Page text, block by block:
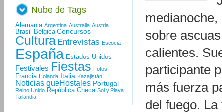
sobre
calientes.
participante
más fuerza
del fuego.
Nube de Tags
Alemania Argentina Australia Austria
Brasil Bélgica Concursos
Cultura Entrevistas Escocia
España Estados Unidos
Festivales Fiestas Fotos
Francia Holanda Italia Kazajistán
Noticias queHostales Portugal
Reino Unido República Checa Sol y Playa
Tailandia